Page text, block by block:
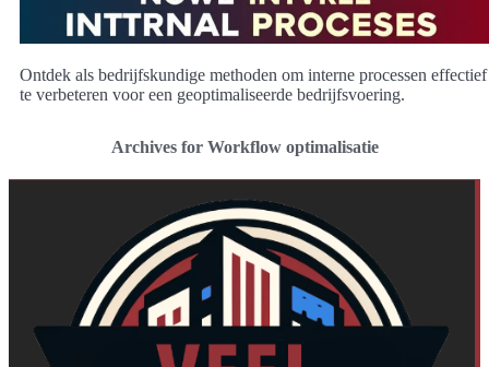
Ontdek als bedrijfskundige methoden om interne processen effectief
te verbeteren voor een geoptimaliseerde bedrijfsvoering.
Archives for Workflow optimalisatie